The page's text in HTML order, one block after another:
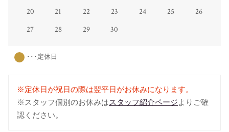
20
21 22 23 24 25
26
27
28 29 30
･･･定休日
※定休日が祝日の際は翌平日がお休みになります。
※スタッフ個別のお休みはスタッフ紹介ページよりご確
認ください。